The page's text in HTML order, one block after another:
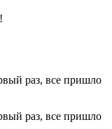
раз, все пришло
раз, все пришло